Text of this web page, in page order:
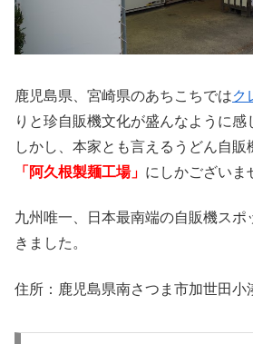
鹿児島県、宮崎県のあちこちではク
りと珍自販機文化が盛んなように感
しかし、本家とも言えるうどん自販
「阿久根製麺工場」 にしかございま
九州唯一、日本最南端の自販機スポ
きました。
住所：鹿児島県南さつま市加世田小